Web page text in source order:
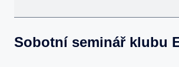
16.
Sobotní seminář klubu